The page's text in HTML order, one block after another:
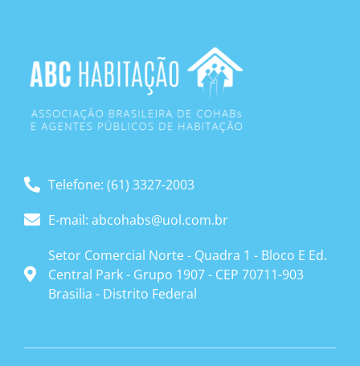
Telefone: (61) 3327-2003
E-mail: abcohabs@uol.com.br
Setor Comercial Norte - Quadra 1 - Bloco E Ed.
Central Park - Grupo 1907 - CEP 70711-903
Brasilia - Distrito Federal